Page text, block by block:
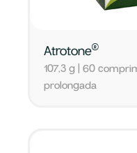
Atrotone®
107,3 g | 60
prolongada